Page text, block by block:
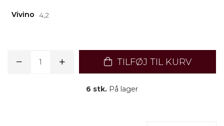
Vivino 4,2
TILFØJ TIL KURV
6 stk. På lager